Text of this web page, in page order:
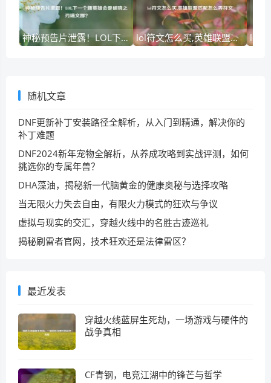
神秘预告片泄露！LOL下一个新英雄会是破晓之刃瑞文娜？ lol符文怎么买,英雄联盟匹配怎么弄符文
随机文章
DNF更新补丁安装路径全解析，从入门到精通，解决你的
补丁难题
DNF2024新年宠物全解析，从养成攻略到实战评测，如何
挑选你的专属年兽？
DHA藻油，揭秘新一代脑黄金的健康奥秘与选择攻略
当无限火力失去自由，有限火力模式的狂欢与争议
虚拟与现实的交汇，穿越火线中的名胜古迹巡礼
揭秘刷雷者官网，技术狂欢还是法律雷区？
最近发表
穿越火线蓝屏生死劫，一场游戏与硬件的
战争真相
CF青钢，电竞江湖中的锋芒与哲学